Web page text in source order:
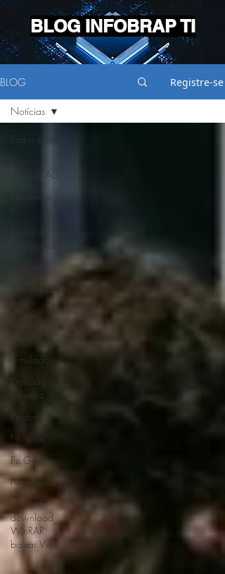
BLOG INFOBRAP TI
BLOG Registre-se
Todos posts
Cursos
Online EAD
Hardware
Computadores
Download-
Baixar
Ferramentas
Simuladores
Profissão e
Carreira
Produtos
Notícias
Pc Gamer
Notebooks
WinRAR,
download
WinRAR,
baixar Win
Notícias